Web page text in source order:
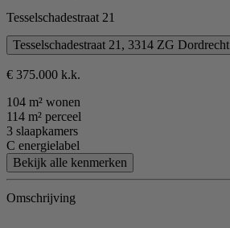
Tesselschadestraat 21
Tesselschadestraat 21, 3314 ZG Dordrecht
€ 375.000 k.k.
104 m² wonen
114 m² perceel
3 slaapkamers
C energielabel
Bekijk alle kenmerken
Omschrijving